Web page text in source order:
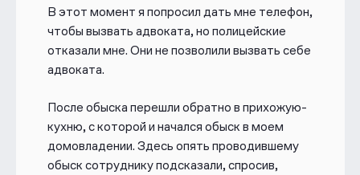
В этот момент я попросил дать мне телефон,
чтобы вызвать адвоката, но полицейские
отказали мне. Они не позволили вызвать себе
адвоката.
После обыска перешли обратно в прихожую-
кухню, с которой и начался обыск в моем
домовладении. Здесь опять проводившему
обыск сотруднику подсказали, спросив,